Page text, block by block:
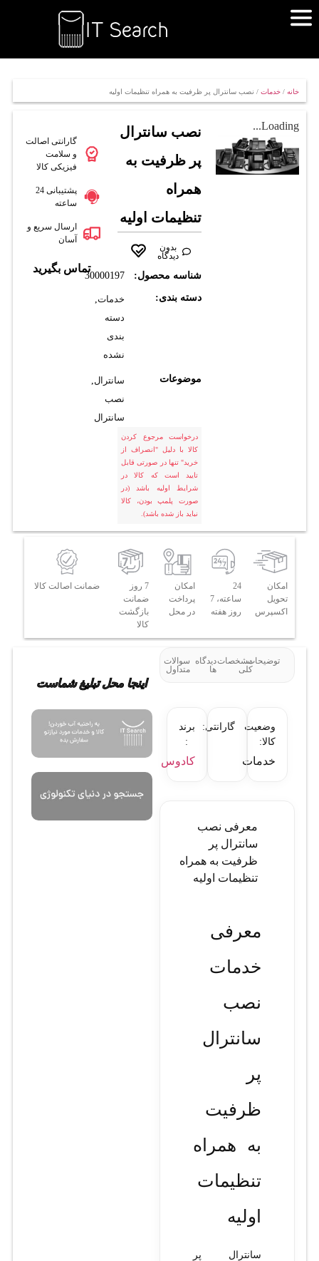
خانه/ خدمات/ نصب سانترال پر ظرفیت به همراه تنظیمات اولیه
Loading...
نصب سانترال
پر ظرفیت به
همراه
تنظیمات اولیه
بدون
دیدگاه
شناسه محصول: 30000197
دسته بندی: خدمات,
دسته
بندی
نشده
موضوعات سانترال,
نصب
سانترال
درخواست مرجوع کردن
کالا با دلیل "انصراف از
خرید" تنها در صورتی قابل
تایید است که کالا در
شرایط اولیه باشد (در
صورت پلمپ بودن، کالا
نباید باز شده باشد).
گارانتی اصالت
و سلامت
فیزیکی کالا
پشتیبانی 24
ساعته
ارسال سریع و
آسان
تماس بگیرید
امکان
تحویل
اکسپرس
24
ساعته، 7
روز هفته
امکان
پرداخت
در محل
7 روز
ضمانت
بازگشت
کالا
ضمانت اصالت کالا
توضیحاتمشخصات
کلی
دیدگاه
ها
سوالات
متداول
وضعیت
کالا:
خدمات
گارانتی:
برند
:
کادوس
معرفی نصب
سانترال پر
ظرفیت به همراه
تنظیمات اولیه
معرفی
خدمات
نصب
سانترال
پر
ظرفیت
به همراه
تنظیمات
اولیه
سانترال پر
اینجا محل تبلیغ شماست